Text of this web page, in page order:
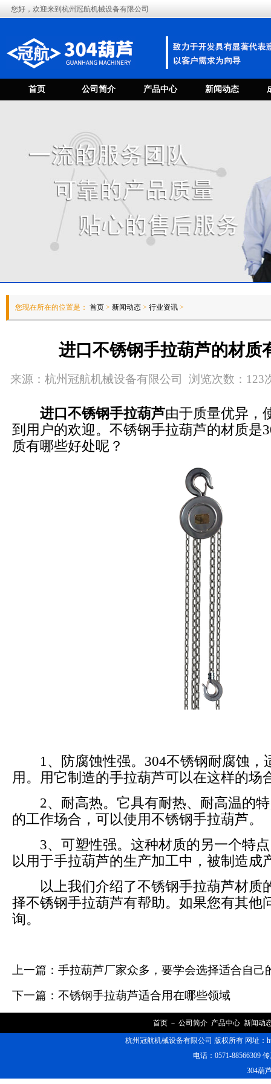
您好，欢迎来到杭州冠航机械设备有限公司
首页 公司简介 产品中心 新闻动态
您现在所在的位置是： 首页 > 新闻动态 > 行业资讯 >
进口不锈钢手拉葫芦的材质
来源：杭州冠航机械设备有限公司 浏览次数：123
进口不锈钢手拉葫芦由于质量优异，
到用户的欢迎。不锈钢手拉葫芦的材质是
质有哪些好处呢？
1、防腐蚀性强。304不锈钢耐腐蚀，
用。用它制造的手拉葫芦可以在这样的场
2、耐高热。它具有耐热、耐高温的特
的工作场合，可以使用不锈钢手拉葫芦。
3、可塑性强。这种材质的另一个特点
以用于手拉葫芦的生产加工中，被制造成
以上我们介绍了不锈钢手拉葫芦材质
择不锈钢手拉葫芦有帮助。如果您有其他
询。
上一篇： 手拉葫芦厂家众多，要学会选择适合自己
下一篇： 不锈钢手拉葫芦适合用在哪些领域
首页 － 公司简介 产品中心 新闻动
杭州冠航机械设备有限公司 版权所有 网址：
电话：0571-88566309
304葫